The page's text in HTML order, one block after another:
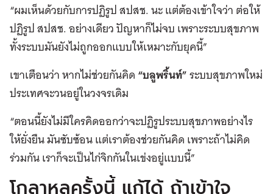
“ผมเห็นด้วยกับการปฏิรูป สปสช. นะ แต่ต้องเข้าใจว่า ต่อให้
ปฏิรูป สปสช. อย่างเดียว ปัญหาก็ไม่จบ เพราะระบบสุขภาพ
ทั้งระบบมันยังไม่ถูกออกแบบให้เหมาะกับยุคนี้”
เขาเตือนว่า หากไม่ช่วยกันคิด“บลูพริ้นท์”ระบบสุขภาพใหม่
ประเทศจะวนอยู่ในวงจรเดิม
“ตอนนี้ยังไม่มีใครคิดออกว่าจะปฏิรูประบบสุขภาพอย่างไร
ให้ยั่งยืน มันซับซ้อน แต่เราต้องช่วยกันคิด เพราะถ้าไม่คิด
ร่วมกัน เราก็จะเป็นไก่จิกกันในเข่งอยู่แบบนี้”
โกลาหลครั้งนี้ แก้ได้ ถ้าเข้าใจ